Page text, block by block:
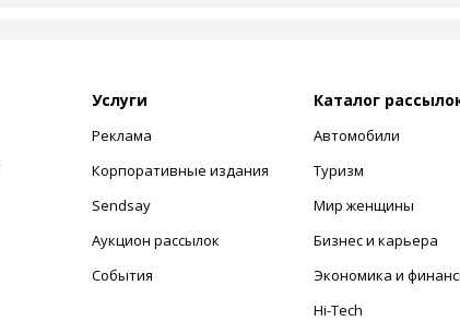
Услуги
Реклама
Корпоративные издания
Sendsay
Аукцион рассылок
События
Каталог
Автомобили
Туризм
Мир женщины
Бизнес и карьера
Экономика и
Hi-Tech